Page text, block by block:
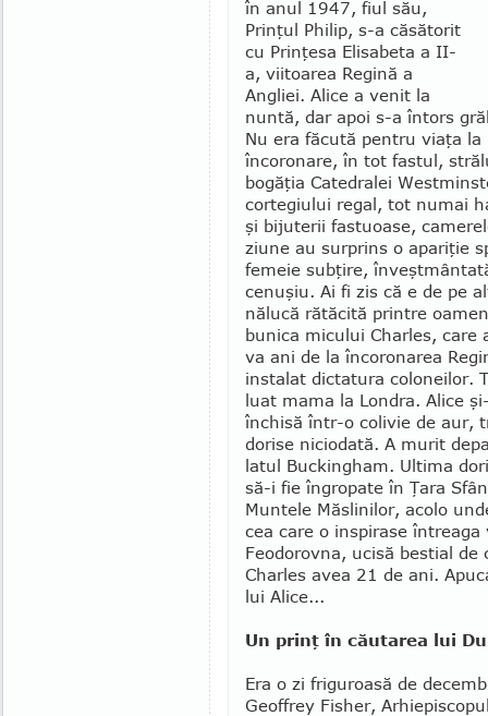
în anul 1947, fiul său,
Prinţul Philip, s-a căsătorit
cu Prinţe­sa Elisabeta a II-
a, viitoarea Regină a
Angliei. Alice a ve­nit la
nuntă, dar apoi s-a întors
Nu era făcută pentru viaţa la
încoronare, în tot fastul,
bogăţia Catedralei
cortegiu­lui regal, tot numai
şi bijuterii fas­tuoase,
ziune au sur­prins o apariţie
femeie subţire,
cenuşiu. Ai fi zis că e de pe
nălucă ră­tăcită printre
bunica micului Charles,
va ani de la înco­ro­narea
instalat dictatura coloneilor.
luat mama la Lon­dra. Alice
închisă într-o co­li­vie de aur,
dorise niciodată. A murit
latul Buckin­gham. Ultima
să-i fie îngropate în Ţara
Muntele Măslinilor, acolo
cea care o inspi­rase
Feodo­rov­na, ucisă bes­tial
Charles avea 21 de ani.
lui Alice...
Un prinţ în căutarea lui
Era o zi friguroasă de
Geof­frey Fisher,